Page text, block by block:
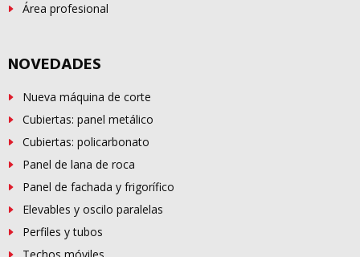
Área profesional
NOVEDADES
Nueva máquina de corte
Cubiertas: panel metálico
Cubiertas: policarbonato
Panel de lana de roca
Panel de fachada y frigorífico
Elevables y oscilo paralelas
Perfiles y tubos